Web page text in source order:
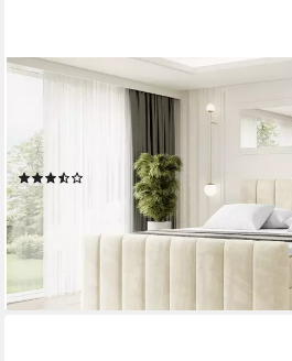
ALTDECOR
Boxspringbett OTTA-Z KING
Matratze Bonellfederung, Topper,
Fußteil
1.619,90 € 2.109,00 €
-23%
lieferbar in 2 Wochen